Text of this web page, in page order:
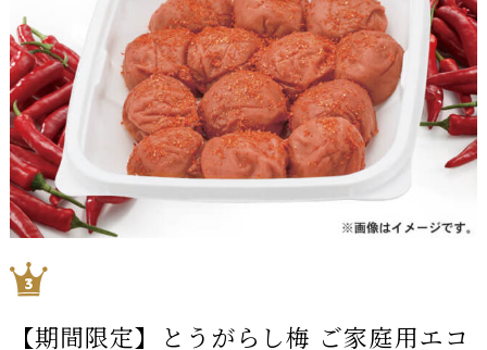
【期間限定】とうがらし梅 ご家庭用エコ